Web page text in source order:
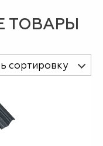
ТОВАРЫ
сортировку